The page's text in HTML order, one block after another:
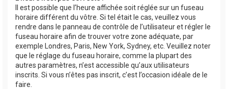
Il est possible que l’heure affichée soit réglée sur un fuseau
horaire différent du vôtre. Si tel était le cas, veuillez vous
rendre dans le panneau de contrôle de l’utilisateur et régler le
fuseau horaire afin de trouver votre zone adéquate, par
exemple Londres, Paris, New York, Sydney, etc. Veuillez noter
que le réglage du fuseau horaire, comme la plupart des
autres paramètres, n’est accessible qu’aux utilisateurs
inscrits. Si vous n’êtes pas inscrit, c’est l’occasion idéale de le
faire.